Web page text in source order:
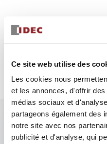
Ce site web utilise des
Les cookies nous
et les annonces, d'offrir
médias sociaux et
partageons également des
notre site avec nos
publicité et d'analyse, qui
Sélectionner la quantité
Caractéristiques clés